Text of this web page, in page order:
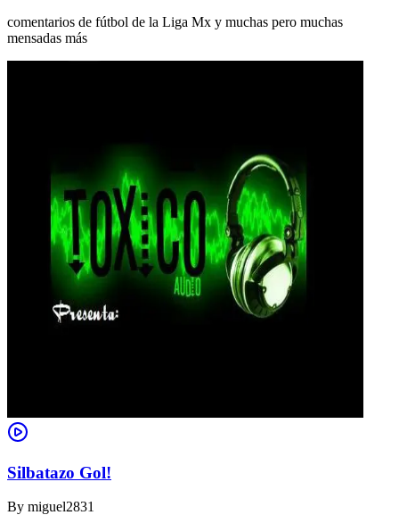
comentarios de fútbol de la Liga Mx y muchas pero muchas
mensadas más
Silbatazo Gol!
By miguel2831